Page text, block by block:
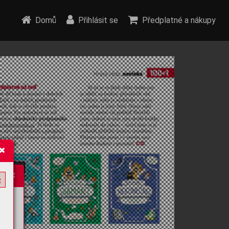
Domů Přihlásit se Předplatné a nákupy